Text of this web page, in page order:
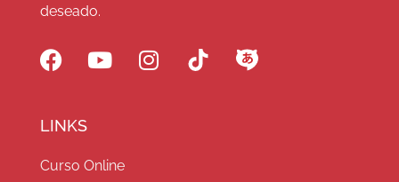
deseado.
LINKS
Curso Online